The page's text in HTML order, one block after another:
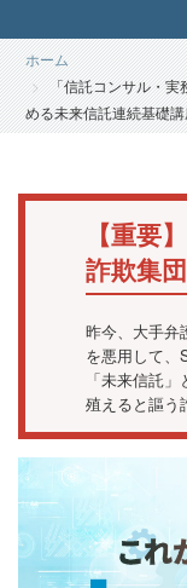
ホーム
「信託コンサル・
める未来信託連続基礎講
【重要
詐欺集
昨今、大手弁
を悪用して、
「未来信託
殖えると謳う